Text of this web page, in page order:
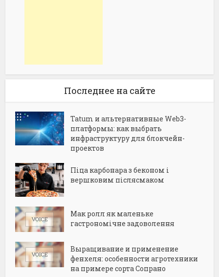
Последнее на сайте
Tatum и альтернативные Web3-
платформы: как выбрать
инфраструктуру для блокчейн-
проектов
Піца карбонара з беконом і
вершковим післясмаком
Мак ролл як маленьке
гастрономічне задоволення
Выращивание и применение
фенхеля: особенности агротехники
на примере сорта Сопрано